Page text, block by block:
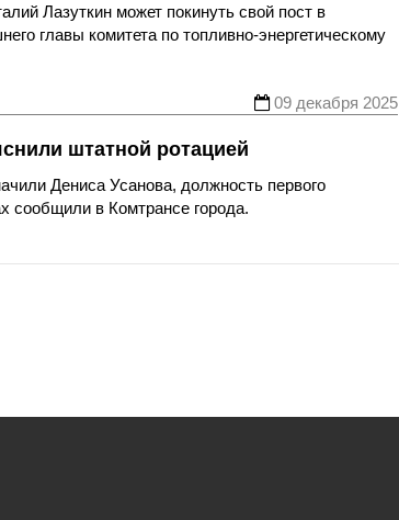
Лазуткин может покинуть свой пост в
главы комитета по топливно-энергетическому
09 декабря 2025
штатной ротацией
Дениса Усанова, должность первого
сообщили в Комтрансе города.